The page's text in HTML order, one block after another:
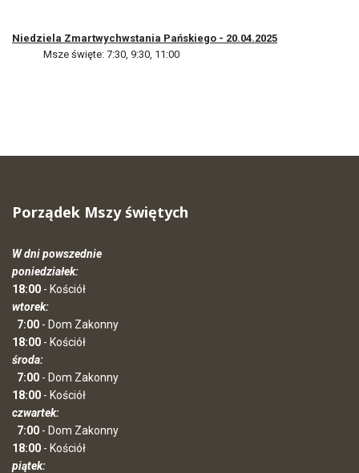
Niedziela Zmartwychwstania Pańskiego - 20.04.2025
Msze święte: 7:30, 9:30, 11:00
Porządek Mszy świętych
W dni powszednie
poniedziałek:
18:00 - Kościół
wtorek:
7:00 - Dom Zakonny
18:00 - Kościół
środa:
7:00 - Dom Zakonny
18:00 - Kościół
czwartek:
7:00 - Dom Zakonny
18:00 - Kościół
piątek: